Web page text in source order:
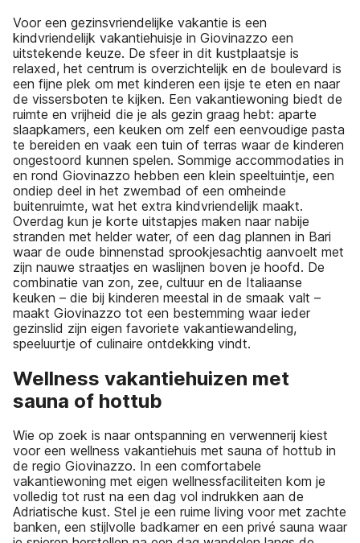
Voor een gezinsvriendelijke vakantie is een
kindvriendelijk vakantiehuisje in Giovinazzo een
uitstekende keuze. De sfeer in dit kustplaatsje is
relaxed, het centrum is overzichtelijk en de boulevard is
een fijne plek om met kinderen een ijsje te eten en naar
de vissersboten te kijken. Een vakantiewoning biedt de
ruimte en vrijheid die je als gezin graag hebt: aparte
slaapkamers, een keuken om zelf een eenvoudige pasta
te bereiden en vaak een tuin of terras waar de kinderen
ongestoord kunnen spelen. Sommige accommodaties in
en rond Giovinazzo hebben een klein speeltuintje, een
ondiep deel in het zwembad of een omheinde
buitenruimte, wat het extra kindvriendelijk maakt.
Overdag kun je korte uitstapjes maken naar nabije
stranden met helder water, of een dag plannen in Bari
waar de oude binnenstad sprookjesachtig aanvoelt met
zijn nauwe straatjes en waslijnen boven je hoofd. De
combinatie van zon, zee, cultuur en de Italiaanse
keuken – die bij kinderen meestal in de smaak valt –
maakt Giovinazzo tot een bestemming waar ieder
gezinslid zijn eigen favoriete vakantiewandeling,
speeluurtje of culinaire ontdekking vindt.
Wellness vakantiehuizen met
sauna of hottub
Wie op zoek is naar ontspanning en verwennerij kiest
voor een wellness vakantiehuis met sauna of hottub in
de regio Giovinazzo. In een comfortabele
vakantiewoning met eigen wellnessfaciliteiten kom je
volledig tot rust na een dag vol indrukken aan de
Adriatische kust. Stel je een ruime living voor met zachte
banken, een stijlvolle badkamer en een privé sauna waar